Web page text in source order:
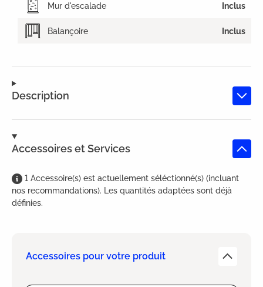
Description
Accessoires et Services
1 Accessoire(s) est actuellement séléctionné(s) (incluant
nos recommandations). Les quantités adaptées sont déjà
définies.
Accessoires pour votre produit
Mur d'escalade Inclus
Balançoire Inclus